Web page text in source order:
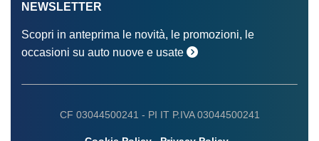
NEWSLETTER
Scopri in anteprima le novità, le promozioni, le
occasioni su auto nuove e usate
CF 03044500241 - PI IT P.IVA 03044500241